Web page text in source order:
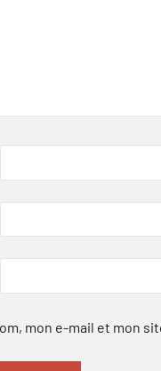
mon e-mail et mon